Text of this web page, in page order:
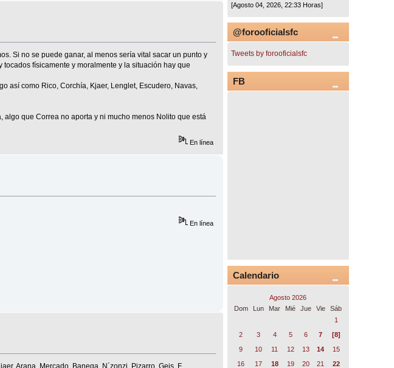
Si no se puede ganar, al menos sería vital sacar un punto y
físicamente y moralmente y la situación hay que
así como Rico, Corchía, Kjaer, Lenglet, Escudero, Navas,
que Correa no aporta y ni mucho menos Nolito que está
En línea
En línea
Arana, Mercado, Banega, N´zonzi, Pizarro, Geis, F.
[Agosto 04, 2026, 22:33 Horas]
@forooficialsfc
Tweets by forooficialsfc
FB
Calendario
Agosto 2026
Dom
Lun Mar Mié Jue Vie
Sáb
1
2
3 4 5 6 7
[8]
9
10 11 12 13 14
15
16
17 18 19 20 21
22